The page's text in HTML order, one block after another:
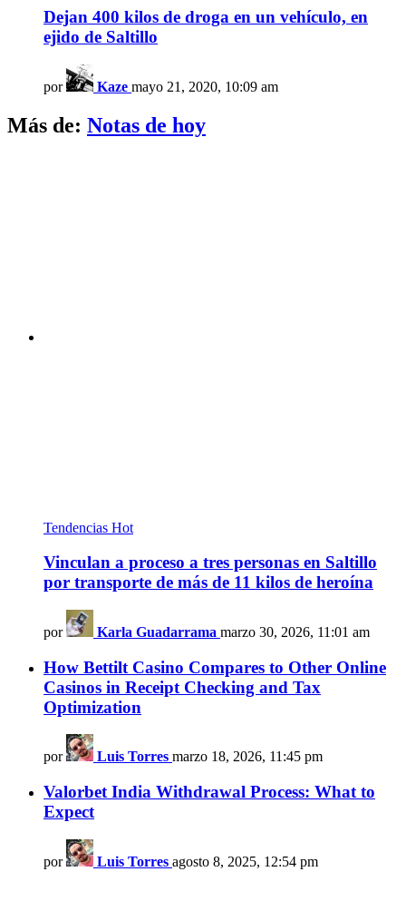
Dejan 400 kilos de droga en un vehículo, en
ejido de Saltillo
por Kaze mayo 21, 2020, 10:09 am
Más de: Notas de hoy
Tendencias Hot
Vinculan a proceso a tres personas en Saltillo
por transporte de más de 11 kilos de heroína
por Karla Guadarrama marzo 30, 2026, 11:01 am
How Bettilt Casino Compares to Other Online
Casinos in Receipt Checking and Tax
Optimization
por Luis Torres marzo 18, 2026, 11:45 pm
Valorbet India Withdrawal Process: What to
Expect
por Luis Torres agosto 8, 2025, 12:54 pm